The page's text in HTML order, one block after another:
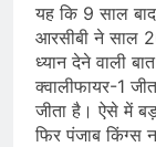
यह कि 9 साल
आरसीबी ने साल
ध्यान देने वाली
क्वालीफायर-1
जीता है। ऐसे में
फिर पंजाब किंग्स